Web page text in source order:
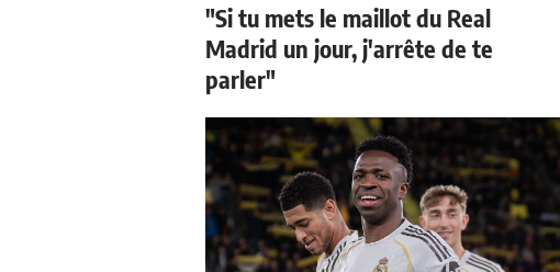
"Si tu mets le maillot du Real
Madrid un jour, j'arrête de te
parler"